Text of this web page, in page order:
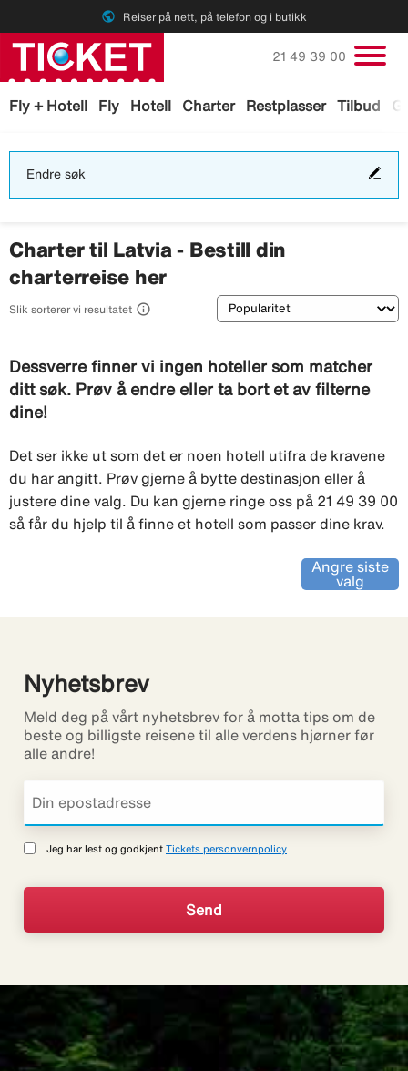
public Reiser på nett, på telefon og i butikk
Fly + Hotell Fly Hotell Charter Restplasser Tilbud
Ring oss på
21 49 39 00
Endre søk
Charter til Latvia - Bestill din
charterreise her
Slik sorterer vi resultatet  Sortering
Dessverre finner vi ingen hoteller som matcher
ditt søk. Prøv å endre eller ta bort et av filterne
dine!
Det ser ikke ut som det er noen hotell utifra de kravene
du har angitt. Prøv gjerne å bytte destinasjon eller å
justere dine valg. Du kan gjerne ringe oss på 21 49 39 00
så får du hjelp til å finne et hotell som passer dine krav.
Angre siste
valg
Nyhetsbrev
Meld deg på vårt nyhetsbrev for å motta tips om de
beste og billigste reisene til alle verdens hjørner før
alle andre!
Jeg har lest og godkjent Tickets personvernpolicy